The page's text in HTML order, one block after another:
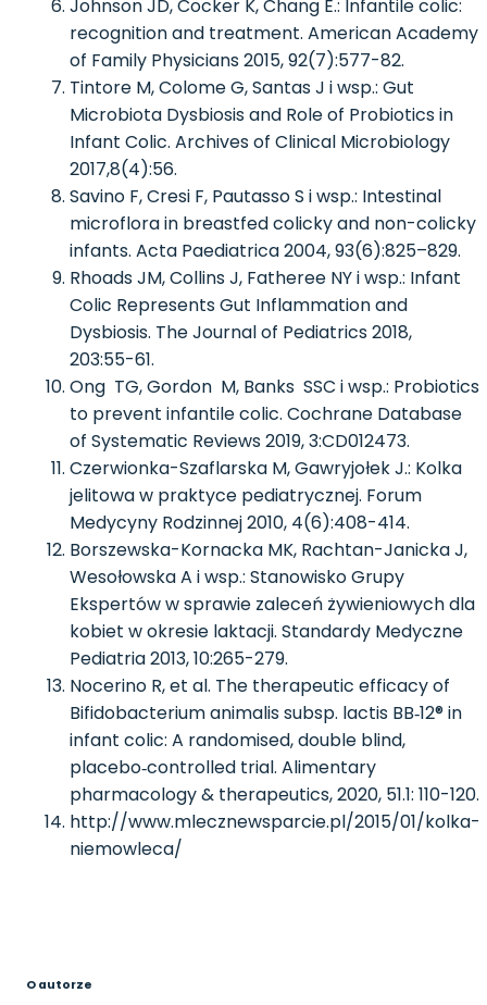
Johnson JD, Cocker K, Chang E.: Infantile colic:
recognition and treatment. American Academy
of Family Physicians 2015, 92(7):577-82.
Tintore M, Colome G, Santas J i wsp.: Gut
Microbiota Dysbiosis and Role of Probiotics in
Infant Colic. Archives of Clinical Microbiology
2017,8(4):56.
Savino F, Cresi F, Pautasso S i wsp.: Intestinal
microflora in breastfed colicky and non-colicky
infants. Acta Paediatrica 2004, 93(6):825–829.
Rhoads JM, Collins J, Fatheree NY i wsp.: Infant
Colic Represents Gut Inflammation and
Dysbiosis. The Journal of Pediatrics 2018,
203:55-61.
Ong TG, Gordon M, Banks SSC i wsp.: Probiotics
to prevent infantile colic. Cochrane Database
of Systematic Reviews 2019, 3:CD012473.
Czerwionka-Szaflarska M, Gawryjołek J.: Kolka
jelitowa w praktyce pediatrycznej. Forum
Medycyny Rodzinnej 2010, 4(6):408-414.
Borszewska-Kornacka MK, Rachtan-Janicka J,
Wesołowska A i wsp.: Stanowisko Grupy
Ekspertów w sprawie zaleceń żywieniowych dla
kobiet w okresie laktacji. Standardy Medyczne
Pediatria 2013, 10:265-279.
Nocerino R, et al. The therapeutic efficacy of
Bifidobacterium animalis subsp. lactis BB‐12® in
infant colic: A randomised, double blind,
placebo‐controlled trial. Alimentary
pharmacology & therapeutics, 2020, 51.1: 110-120.
http://www.mlecznewsparcie.pl/2015/01/kolka-
niemowleca/
O autorze